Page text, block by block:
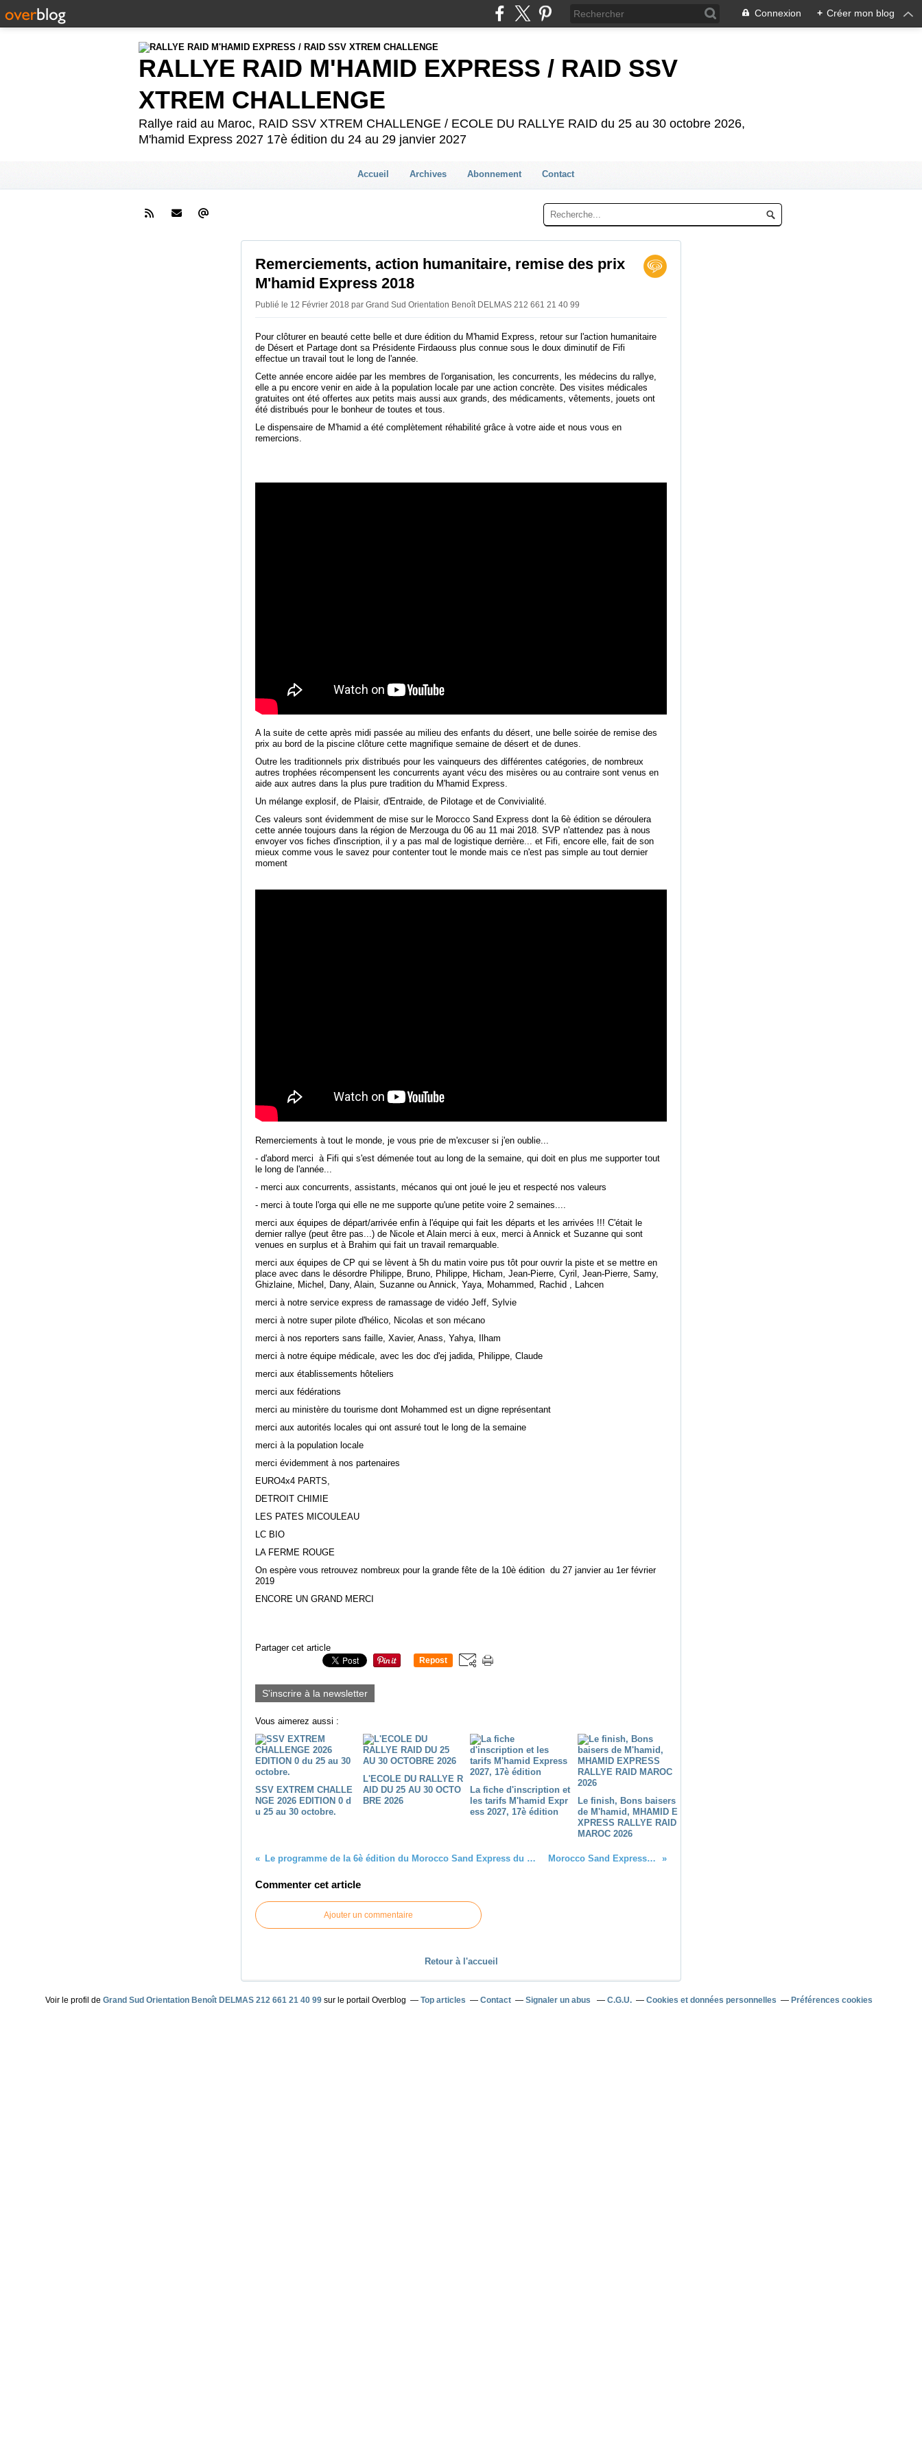
Connexion + Créer mon blog
RALLYE RAID M'HAMID EXPRESS / RAID SSV
XTREM CHALLENGE
Rallye raid au Maroc, RAID SSV XTREM CHALLENGE / ECOLE DU RALLYE RAID du 25 au 30 octobre 2026,
M'hamid Express 2027 17è édition du 24 au 29 janvier 2027
Accueil Archives Abonnement Contact
Remerciements, action humanitaire, remise des prix
M'hamid Express 2018
Publié le 12 Février 2018 par Grand Sud Orientation Benoît DELMAS 212 661 21 40 99
Pour clôturer en beauté cette belle et dure édition du M'hamid Express, retour sur l'action humanitaire
de Désert et Partage dont sa Présidente Firdaouss plus connue sous le doux diminutif de Fifi
effectue un travail tout le long de l'année.
Cette année encore aidée par les membres de l'organisation, les concurrents, les médecins du rallye,
elle a pu encore venir en aide à la population locale par une action concrète. Des visites médicales
gratuites ont été offertes aux petits mais aussi aux grands, des médicaments, vêtements, jouets ont
été distribués pour le bonheur de toutes et tous.
Le dispensaire de M'hamid a été complètement réhabilité grâce à votre aide et nous vous en
remercions.
A la suite de cette après midi passée au milieu des enfants du désert, une belle soirée de remise des
prix au bord de la piscine clôture cette magnifique semaine de désert et de dunes.
Outre les traditionnels prix distribués pour les vainqueurs des différentes catégories, de nombreux
autres trophées récompensent les concurrents ayant vécu des misères ou au contraire sont venus en
aide aux autres dans la plus pure tradition du M'hamid Express.
Un mélange explosif, de Plaisir, d'Entraide, de Pilotage et de Convivialité.
Ces valeurs sont évidemment de mise sur le Morocco Sand Express dont la 6è édition se déroulera
cette année toujours dans la région de Merzouga du 06 au 11 mai 2018. SVP n'attendez pas à nous
envoyer vos fiches d'inscription, il y a pas mal de logistique derrière... et Fifi, encore elle, fait de son
mieux comme vous le savez pour contenter tout le monde mais ce n'est pas simple au tout dernier
moment
Remerciements à tout le monde, je vous prie de m'excuser si j'en oublie...
- d'abord merci à Fifi qui s'est démenée tout au long de la semaine, qui doit en plus me supporter tout
le long de l'année...
- merci aux concurrents, assistants, mécanos qui ont joué le jeu et respecté nos valeurs
- merci à toute l'orga qui elle ne me supporte qu'une petite voire 2 semaines....
merci aux équipes de départ/arrivée enfin à l'équipe qui fait les départs et les arrivées !!! C'était le
dernier rallye (peut être pas...) de Nicole et Alain merci à eux, merci à Annick et Suzanne qui sont
venues en surplus et à Brahim qui fait un travail remarquable.
merci aux équipes de CP qui se lèvent à 5h du matin voire pus tôt pour ouvrir la piste et se mettre en
place avec dans le désordre Philippe, Bruno, Philippe, Hicham, Jean-Pierre, Cyril, Jean-Pierre, Samy,
Ghizlaine, Michel, Dany, Alain, Suzanne ou Annick, Yaya, Mohammed, Rachid , Lahcen
merci à notre service express de ramassage de vidéo Jeff, Sylvie
merci à notre super pilote d'hélico, Nicolas et son mécano
merci à nos reporters sans faille, Xavier, Anass, Yahya, Ilham
merci à notre équipe médicale, avec les doc d'ej jadida, Philippe, Claude
merci aux établissements hôteliers
merci aux fédérations
merci au ministère du tourisme dont Mohammed est un digne représentant
merci aux autorités locales qui ont assuré tout le long de la semaine
merci à la population locale
merci évidemment à nos partenaires
EURO4x4 PARTS,
DETROIT CHIMIE
LES PATES MICOULEAU
LC BIO
LA FERME ROUGE
On espère vous retrouvez nombreux pour la grande fête de la 10è édition du 27 janvier au 1er février
2019
ENCORE UN GRAND MERCI
Partager cet article
Repost
S'inscrire à la newsletter
Vous aimerez aussi :
SSV EXTREM CHALLE
NGE 2026 EDITION 0 d
u 25 au 30 octobre.
L'ECOLE DU RALLYE R
AID DU 25 AU 30 OCTO
BRE 2026
La fiche d'inscription et
les tarifs M'hamid Expr
ess 2027, 17è édition
Le finish, Bons baisers
de M'hamid, MHAMID E
XPRESS RALLYE RAID
MAROC 2026
Le programme de la 6è édition du Morocco Sand Express du 06 au 11 mai 2018, et retour sur le M'hamid Express rallye raid desert merzouga Morocco Sand Express 2018, c'est parti pour la 6è édition
Commenter cet article
Ajouter un commentaire
Retour à l'accueil
Voir le profil de Grand Sud Orientation Benoît DELMAS 212 661 21 40 99 sur le portail Overblog Top articles Contact Signaler un abus C.G.U. Cookies et données personnelles Préférences cookies